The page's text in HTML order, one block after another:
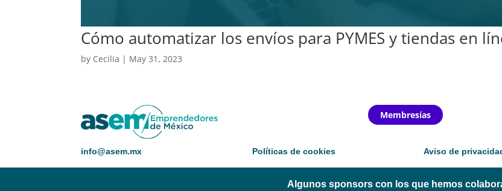
Cómo automatizar los envíos para PYMES y tiendas en
by Cecilia | May 31, 2023
Membresías
info@asem.mx Políticas de cookies Aviso de
Algunos sponsors con los que hemos